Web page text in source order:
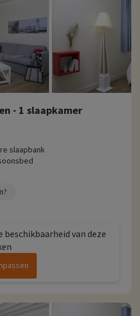
- 1 slaapkamer
slaapbank
beschikbaarheid van deze